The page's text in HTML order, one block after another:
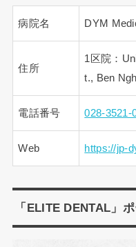
病院名 DYM
住所
1区院：
t., Ben
電話番号 028-3521-
Web https://jp-
「ELITE DENTAL」